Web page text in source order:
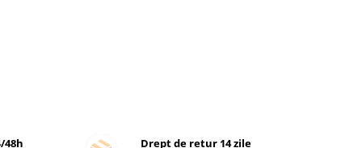
48h Drept de retur 14 zile